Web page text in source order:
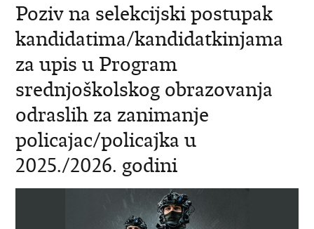
Poziv na selekcijski postupak
kandidatima/kandidatkinjama
za upis u Program
srednjoškolskog obrazovanja
odraslih za zanimanje
policajac/policajka u
2025./2026. godini